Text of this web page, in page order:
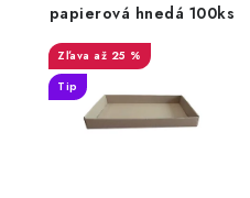
papierová hnedá 100ks
až 25 %
Tip